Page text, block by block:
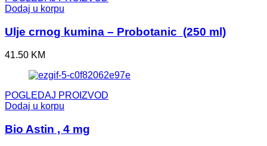
Dodaj u korpu
Ulje crnog kumina – Probotanic (250 ml)
41.50 KM
POGLEDAJ PROIZVOD
Dodaj u korpu
Bio Astin , 4 mg